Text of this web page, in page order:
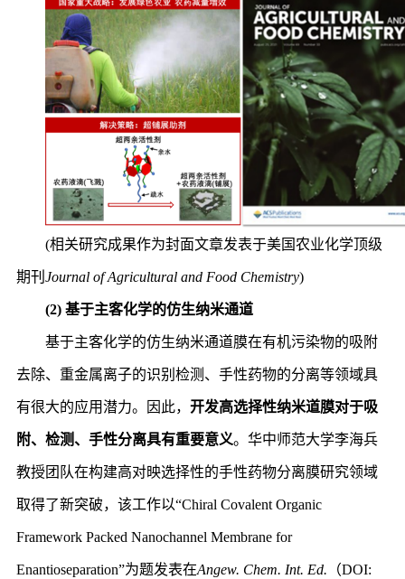
(相关研究成果作为封面文章发表于美国农业化学顶级
期刊 Journal of Agricultural and Food Chemistry)
(2) 基于主客化学的仿生纳米通道
基于主客化学的仿生纳米通道膜在有机污染物的吸附
去除、重金属离子的识别检测、手性药物的分离等领域具
有很大的应用潜力。因此， 开发高选择性纳米道膜对于吸
附、检测、手性分离具有重要意义。华中师范大学李海兵
教授团队在构建高对映选择性的手性药物分离膜研究领域
取得了新突破，该工作以“Chiral Covalent Organic
Framework Packed Nanochannel Membrane for
Enantioseparation”为题发表在Angew. Chem. Int. Ed. （DOI: